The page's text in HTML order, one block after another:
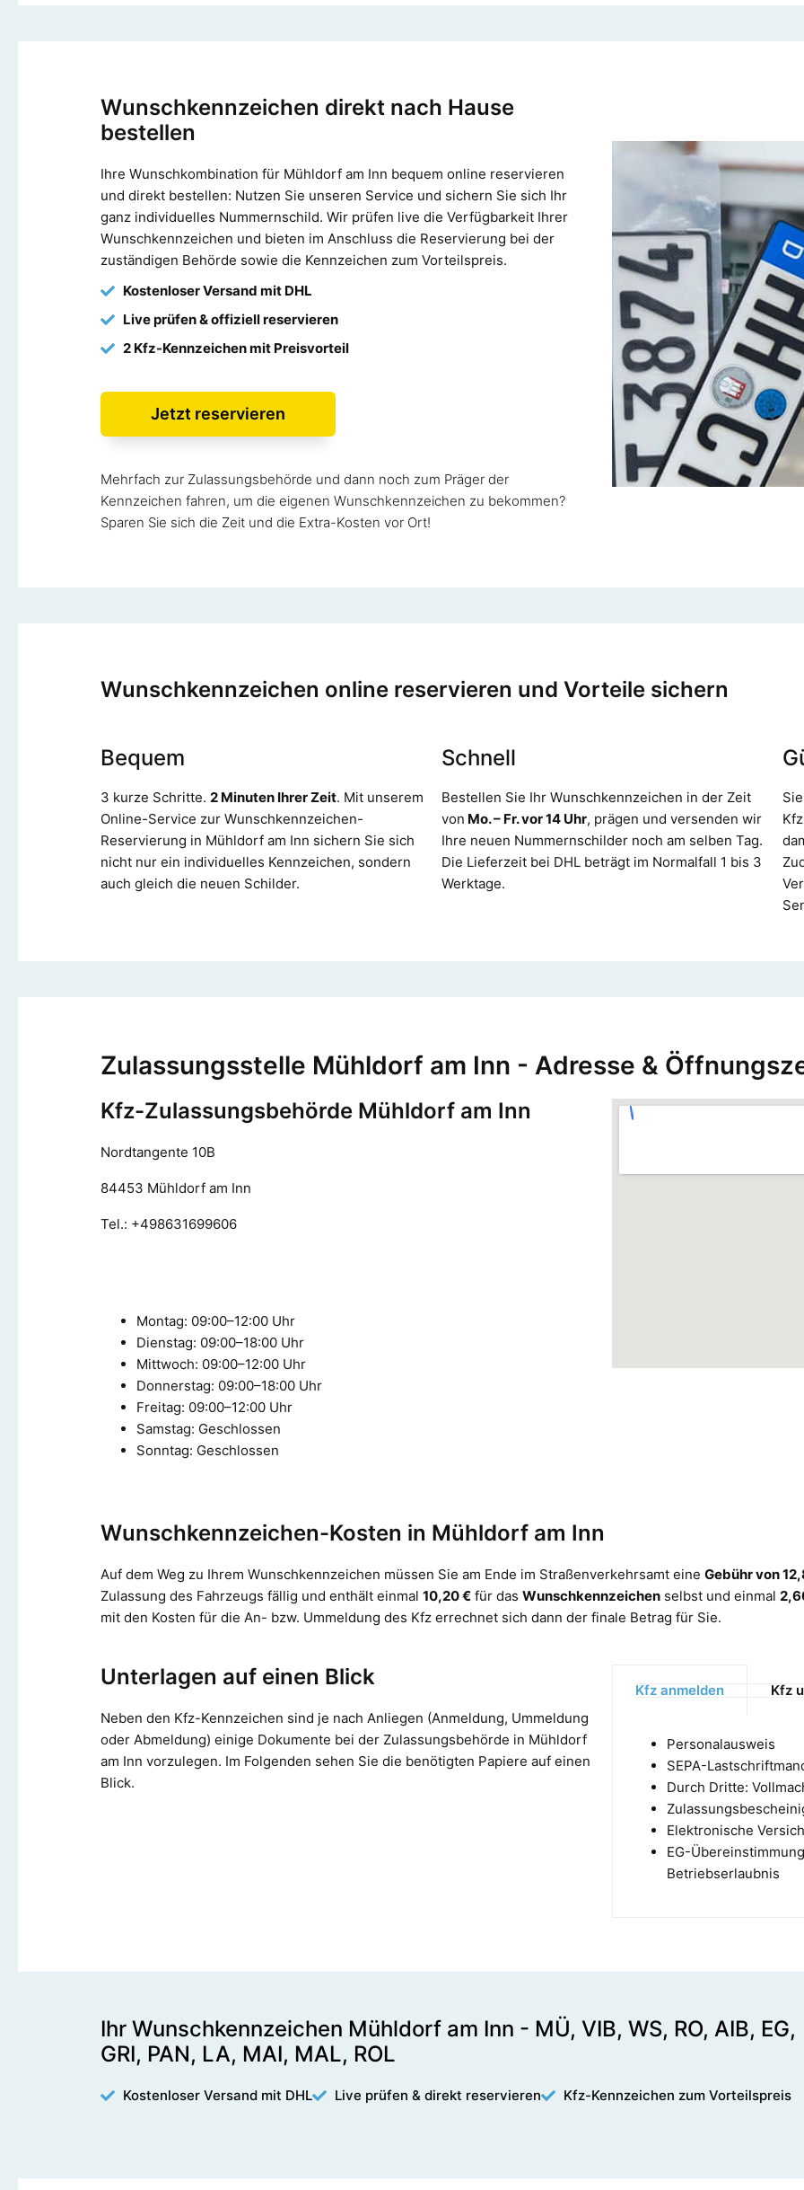
Wunschkennzeichen direkt nach Hause
bestellen
Ihre Wunschkombination für Mühldorf am Inn bequem online reservieren
und direkt bestellen: Nutzen Sie unseren Service und sichern Sie sich Ihr
ganz individuelles Nummernschild. Wir prüfen live die Verfügbarkeit Ihrer
Wunschkennzeichen und bieten im Anschluss die Reservierung bei der
zuständigen Behörde sowie die Kennzeichen zum Vorteilspreis.
Kostenloser Versand mit DHL
Live prüfen & offiziell reservieren
2 Kfz-Kennzeichen mit Preisvorteil
Jetzt reservieren
Mehrfach zur Zulassungsbehörde und dann noch zum Präger der
Kennzeichen fahren, um die eigenen Wunschkennzeichen zu bekommen?
Sparen Sie sich die Zeit und die Extra-Kosten vor Ort!
Wunschkennzeichen online reservieren und Vorteile sichern
Bequem
3 kurze Schritte. 2 Minuten Ihrer Zeit. Mit unserem
Online-Service zur Wunschkennzeichen-
Reservierung in Mühldorf am Inn sichern Sie sich
nicht nur ein individuelles Kennzeichen, sondern
auch gleich die neuen Schilder.
Schnell
Bestellen Sie Ihr Wunschkennzeichen in der Zeit
von Mo. – Fr. vor 14 Uhr, prägen und versenden wir
Ihre neuen Nummernschilder noch am selben Tag.
Die Lieferzeit bei DHL beträgt im Normalfall 1 bis 3
Werktage.
Zulassungsstelle Mühldorf am Inn - Adresse &
Kfz-Zulassungsbehörde Mühldorf am Inn
Nordtangente 10B
84453 Mühldorf am Inn
Tel.: +498631699606
Montag: 09:00–12:00 Uhr
Dienstag: 09:00–18:00 Uhr
Mittwoch: 09:00–12:00 Uhr
Donnerstag: 09:00–18:00 Uhr
Freitag: 09:00–12:00 Uhr
Samstag: Geschlossen
Sonntag: Geschlossen
Wunschkennzeichen-Kosten in Mühldorf am Inn
Auf dem Weg zu Ihrem Wunschkennzeichen müssen Sie am Ende im Straßenverkehrsamt eine Gebühr von
Zulassung des Fahrzeugs fällig und enthält einmal 10,20 € für das Wunschkennzeichen selbst und einmal
mit den Kosten für die An- bzw. Ummeldung des Kfz errechnet sich dann der finale Betrag für Sie.
Unterlagen auf einen Blick
Neben den Kfz-Kennzeichen sind je nach Anliegen (Anmeldung, Ummeldung
oder Abmeldung) einige Dokumente bei der Zulassungsbehörde in Mühldorf
am Inn vorzulegen. Im Folgenden sehen Sie die benötigten Papiere auf einen
Blick.
Kfz anmelden Kfz
Personalausweis
SEPA-
Durch Dritte:
Elektronische
EG-
Betriebserlaubnis
Ihr Wunschkennzeichen Mühldorf am Inn - MÜ, VIB, WS, RO, AIB, EG,
GRI, PAN, LA, MAI, MAL, ROL
Kostenloser Versand mit DHL Live prüfen & direkt reservieren Kfz-Kennzeichen zum Vorteilspreis